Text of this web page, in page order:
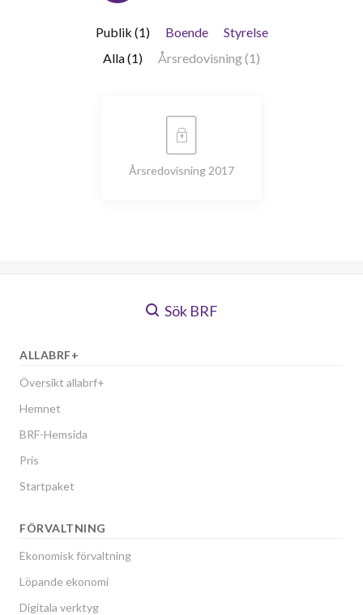
Publik (1) Boende
Styrelse
Alla (1)
Årsredovisning (1)
Årsredovisning 2017
Sök BRF
ALLABRF+
Översikt allabrf+
Hemnet
BRF-Hemsida
Pris
Startpaket
FÖRVALTNING
Ekonomisk förvaltning
Löpande ekonomi
Digitala verktyg